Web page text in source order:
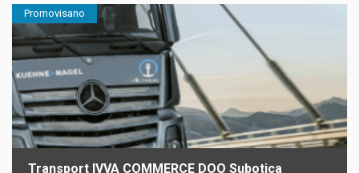
Promovisano
Transport IVVA COMMERCE DOO Subotica